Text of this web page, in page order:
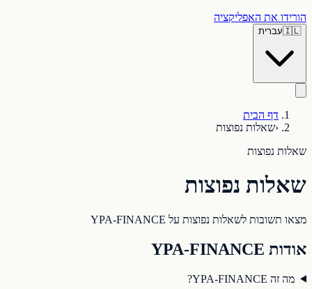
הורידו את האפליקציה
🇮🇱עברית
דף הבית
‹שאלות נפוצות
שאלות נפוצות
שאלות נפוצות
מצאו תשובות לשאלות נפוצות על YPA-FINANCE
אודות YPA-FINANCE
מה זה YPA-FINANCE?